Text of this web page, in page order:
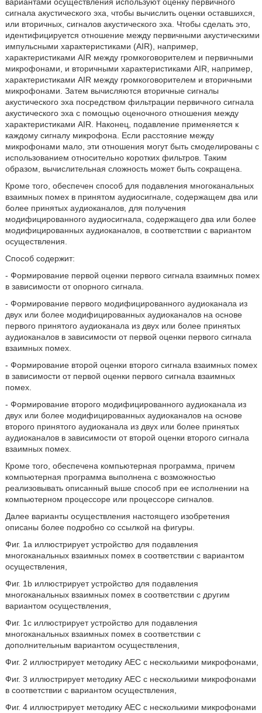
сигнала акустического эха, чтобы вычислить оценки оставшихся,
или вторичных, сигналов акустического эха. Чтобы сделать это,
идентифицируется отношение между первичными акустическими
импульсными характеристиками (AIR), например,
характеристиками AIR между громкоговорителем и первичными
микрофонами, и вторичными характеристиками AIR, например,
характеристиками AIR между громкоговорителем и вторичными
микрофонами. Затем вычисляются вторичные сигналы
акустического эха посредством фильтрации первичного сигнала
акустического эха с помощью оценочного отношения между
характеристиками AIR. Наконец, подавление применяется к
каждому сигналу микрофона. Если расстояние между
микрофонами мало, эти отношения могут быть смоделированы с
использованием относительно коротких фильтров. Таким
образом, вычислительная сложность может быть сокращена.
Кроме того, обеспечен способ для подавления многоканальных
взаимных помех в принятом аудиосигнале, содержащем два или
более принятых аудиоканалов, для получения
модифицированного аудиосигнала, содержащего два или более
модифицированных аудиоканалов, в соответствии с вариантом
осуществления.
Способ содержит:
- Формирование первой оценки первого сигнала взаимных помех
в зависимости от опорного сигнала.
- Формирование первого модифицированного аудиоканала из
двух или более модифицированных аудиоканалов на основе
первого принятого аудиоканала из двух или более принятых
аудиоканалов в зависимости от первой оценки первого сигнала
взаимных помех.
- Формирование второй оценки второго сигнала взаимных помех
в зависимости от первой оценки первого сигнала взаимных
помех.
- Формирование второго модифицированного аудиоканала из
двух или более модифицированных аудиоканалов на основе
второго принятого аудиоканала из двух или более принятых
аудиоканалов в зависимости от второй оценки второго сигнала
взаимных помех.
Кроме того, обеспечена компьютерная программа, причем
компьютерная программа выполнена с возможностью
реализовывать описанный выше способ при ее исполнении на
компьютерном процессоре или процессоре сигналов.
Далее варианты осуществления настоящего изобретения
описаны более подробно со ссылкой на фигуры.
Фиг. 1a иллюстрирует устройство для подавления
многоканальных взаимных помех в соответствии с вариантом
осуществления,
Фиг. 1b иллюстрирует устройство для подавления
многоканальных взаимных помех в соответствии с другим
вариантом осуществления,
Фиг. 1c иллюстрирует устройство для подавления
многоканальных взаимных помех в соответствии с
дополнительным вариантом осуществления,
Фиг. 2 иллюстрирует методику AEC с несколькими микрофонами,
Фиг. 3 иллюстрирует методику AEC с несколькими микрофонами
в соответствии с вариантом осуществления,
Фиг. 4 иллюстрирует методику AEC с несколькими микрофонами